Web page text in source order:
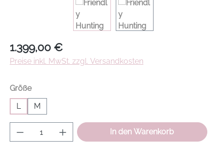
Regulärer Preis:
1.399,00 €
Preise inkl. MwSt. zzgl. Versandkosten
Größeauswählen
L
M
Produkt Anzahl: Gib den gewünschten
In den Warenkorb